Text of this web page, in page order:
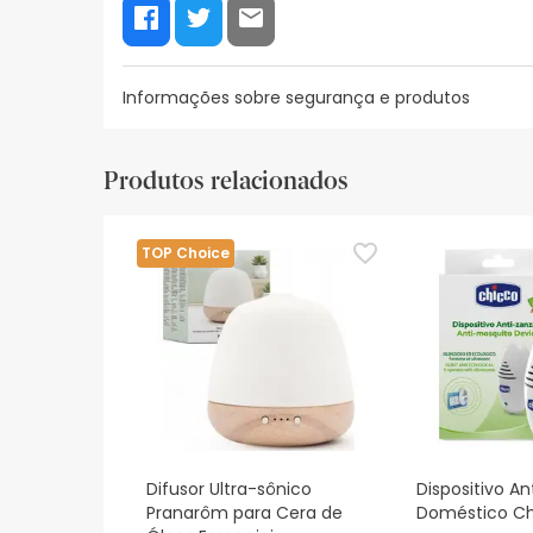
Informações sobre segurança e produtos
Recursos de segurança visual
De momento, não dispomos de imagens de
actualizações. Entretanto, recomendamos
sobre segurança, não hesites em contactar-
Produtos relacionados
TOP Choice
Difusor Ultra-sônico
Pranarôm para Cera de
Dispositivo
Doméstico